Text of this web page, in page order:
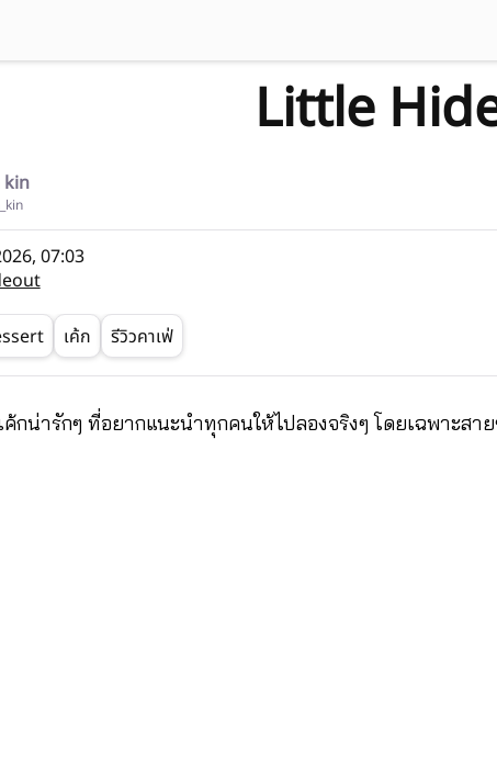
Little
kin
07:03
เค้ก รีวิวคาเฟ่
ค้กน่ารักๆ ที่อยากแนะนำทุกคนให้ไปลองจริงๆ โดยเฉพาะสา